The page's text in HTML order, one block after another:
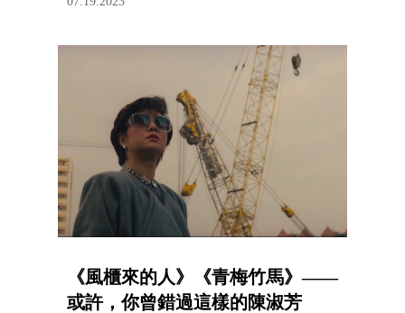
《風櫃來的人》《青梅竹馬》——
或許，你曾錯過這樣的陳淑芳